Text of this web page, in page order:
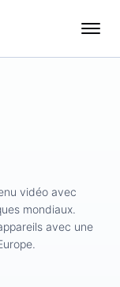
vidéo avec
mondiaux.
avec une